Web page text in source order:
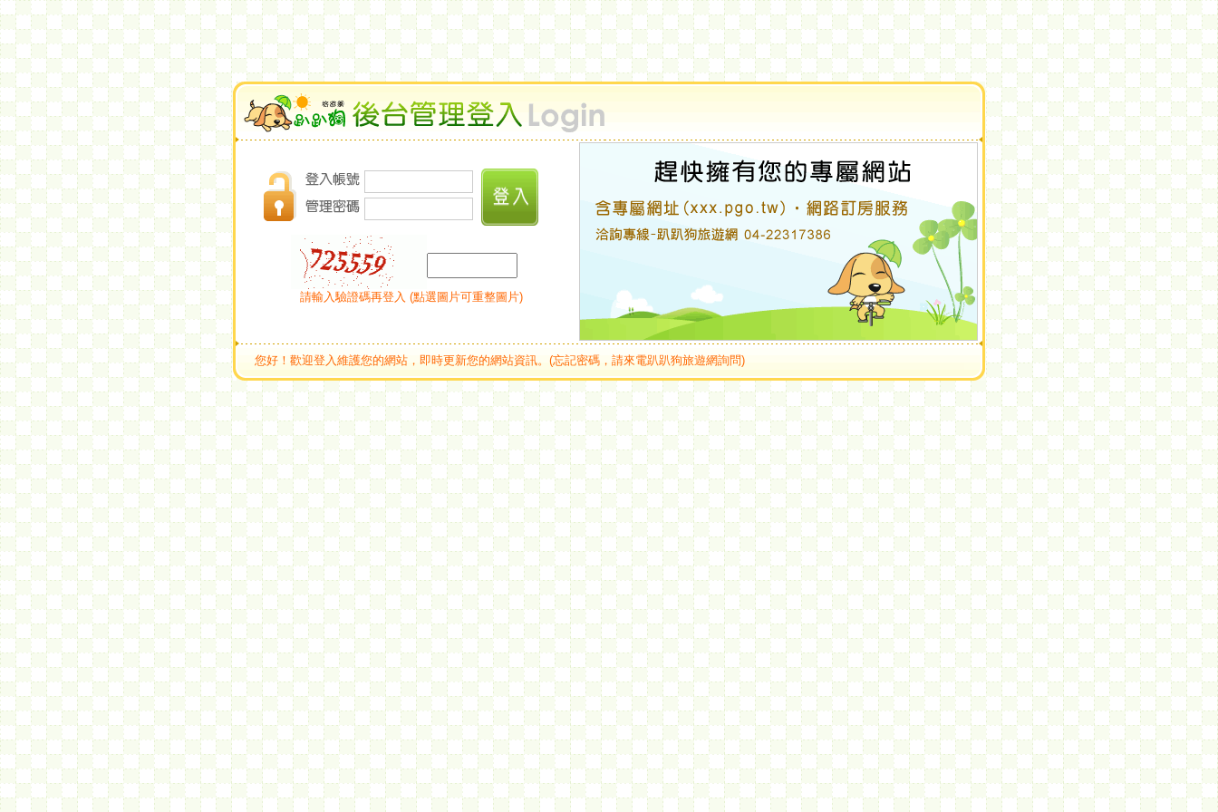
請輸入驗證碼再登入 (點選圖片可重整圖片)
您好！歡迎登入維護您的網站，即時更新您的網站資訊。(忘記密碼，請來電趴趴狗旅遊網詢問)